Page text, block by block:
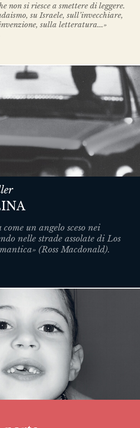
non si riesce a smettere di leggere.
su Israele, sull’invecchiare,
sulla letteratura...»
un angelo sceso nei
nelle strade assolate di Los
(Ross Macdonald).